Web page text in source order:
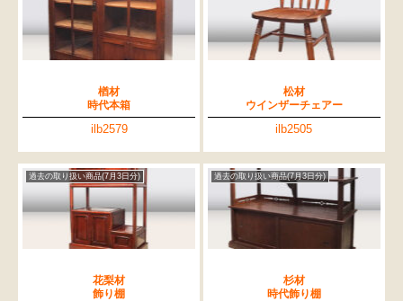
楢材
時代本箱
ilb2579
松材
ウインザーチェアー
ilb2505
過去の取り扱い商品(7月3日分)
花梨材
飾り棚
過去の取り扱い商品(7月3日分)
杉材
時代飾り棚